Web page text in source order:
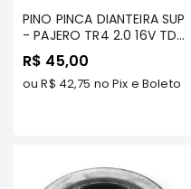
L200
e
PINO PINCA DIANTEIRA SUP
- PAJERO TR4 2.0 16V TDS
MODELOS - MILTPARTS -
MR334902 MT
R$ 45,00
ouR$ 42,75 no Pix e Boleto